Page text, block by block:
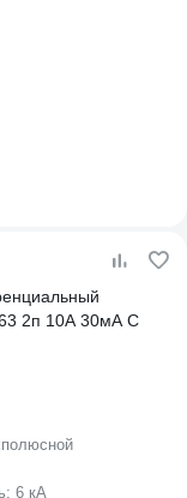
2п 10А 30мА С
6 кА